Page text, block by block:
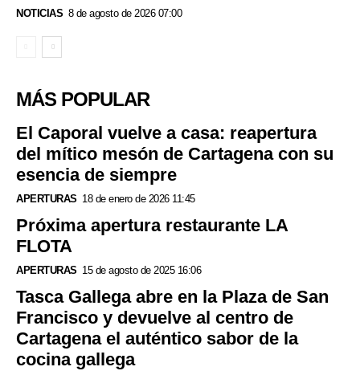
NOTICIAS 8 de agosto de 2026 07:00
MÁS POPULAR
El Caporal vuelve a casa: reapertura
del mítico mesón de Cartagena con su
esencia de siempre
APERTURAS 18 de enero de 2026 11:45
Próxima apertura restaurante LA
FLOTA
APERTURAS 15 de agosto de 2025 16:06
Tasca Gallega abre en la Plaza de San
Francisco y devuelve al centro de
Cartagena el auténtico sabor de la
cocina gallega